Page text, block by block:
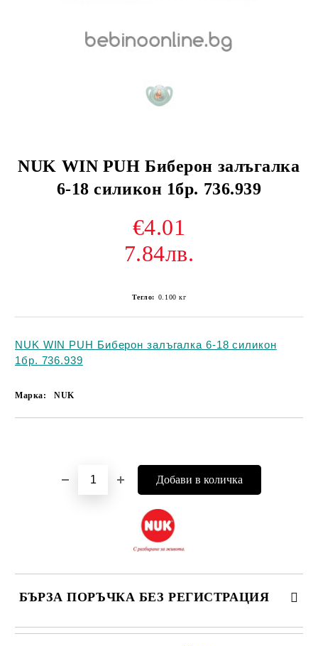
NUK WIN PUH Биберон залъгалка
6-18 силикон 1бр. 736.939
€4.01
7.84лв.
Тегло: 0.100 кг
NUK WIN PUH Биберон залъгалка 6-18 силикон
1бр. 736.939
Марка: NUK
БЪРЗА ПОРЪЧКА БЕЗ РЕГИСТРАЦИЯ
САМО ПОПЪЛНЕТЕ 4 ПОЛЕТА